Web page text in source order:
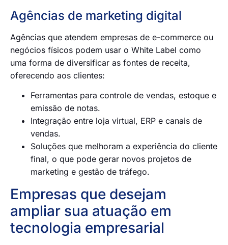
Agências de marketing digital
Agências que atendem empresas de e-commerce ou
negócios físicos podem usar o White Label como
uma forma de diversificar as fontes de receita,
oferecendo aos clientes:
Ferramentas para controle de vendas, estoque e
emissão de notas.
Integração entre loja virtual, ERP e canais de
vendas.
Soluções que melhoram a experiência do cliente
final, o que pode gerar novos projetos de
marketing e gestão de tráfego.
Empresas que desejam
ampliar sua atuação em
tecnologia empresarial